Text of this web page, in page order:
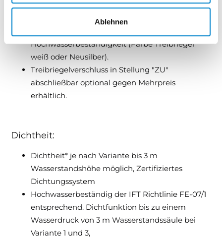
Ablehnen
Treibriegelverschluss nicht abschließbar auf der
Hochwasserbeständigkeit (Farbe Treibriegel
weiß oder Neusilber).
Treibriegelverschluss in Stellung "ZU"
abschließbar optional gegen Mehrpreis
erhältlich.
Dichtheit:
Dichtheit* je nach Variante bis 3 m
Wasserstandshöhe möglich, Zertifiziertes
Dichtungssystem
Hochwasserbeständig der IFT Richtlinie FE-07/1
entsprechend. Dichtfunktion bis zu einem
Wasserdruck von 3 m Wasserstandssäule bei
Variante 1 und 3,